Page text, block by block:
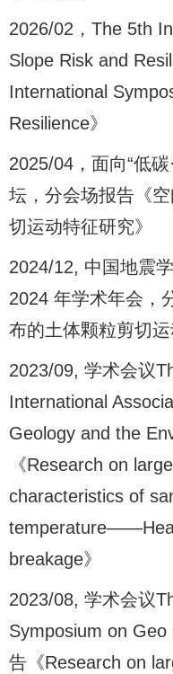
2026/02，The 5th
Slope Risk and
International
Resilience》
2025/04，面向“低
坛，分会场报告《
切运动特征研究》
2024/12, 中国地震
2024 年学术年会，
布的土体颗粒剪切运
2023/09, 学术会议
International
Geology and the
《Research on
characteristics of
breakage》
2023/08, 学术会议
Symposium on
告《Research on